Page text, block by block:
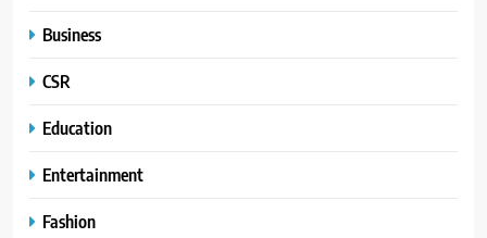
Business
CSR
Education
Entertainment
Fashion